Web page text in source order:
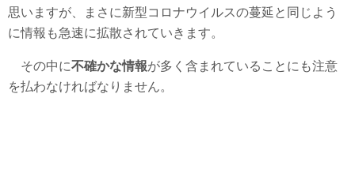
思いますが、まさに新型コロナウイルスの蔓延と同じよう
に情報も急速に拡散されていきます。
その中に不確かな情報が多く含まれていることにも注意
を払わなければなりません。